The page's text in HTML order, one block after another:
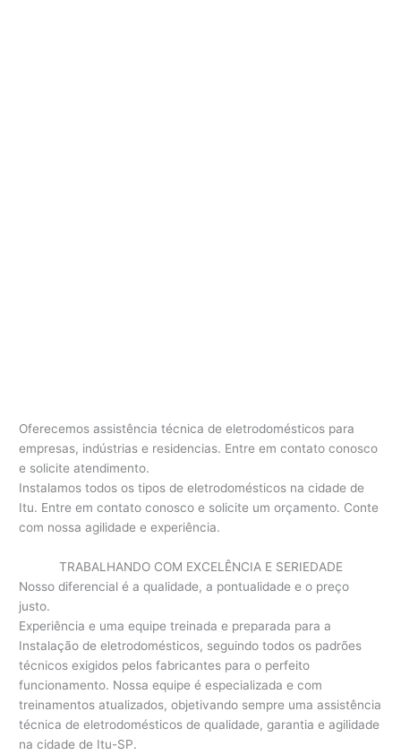
Oferecemos assistência técnica de eletrodomésticos para
empresas, indústrias e residencias. Entre em contato conosco
e solicite atendimento.
Instalamos todos os tipos de eletrodomésticos na cidade de
Itu. Entre em contato conosco e solicite um orçamento. Conte
com nossa agilidade e experiência.
TRABALHANDO COM EXCELÊNCIA E SERIEDADE
Nosso diferencial é a qualidade, a pontualidade e o preço
justo.
Experiência e uma equipe treinada e preparada para a
Instalação de eletrodomésticos, seguindo todos os padrões
técnicos exigidos pelos fabricantes para o perfeito
funcionamento. Nossa equipe é especializada e com
treinamentos atualizados, objetivando sempre uma assistência
técnica de eletrodomésticos de qualidade, garantia e agilidade
na cidade de Itu-SP.